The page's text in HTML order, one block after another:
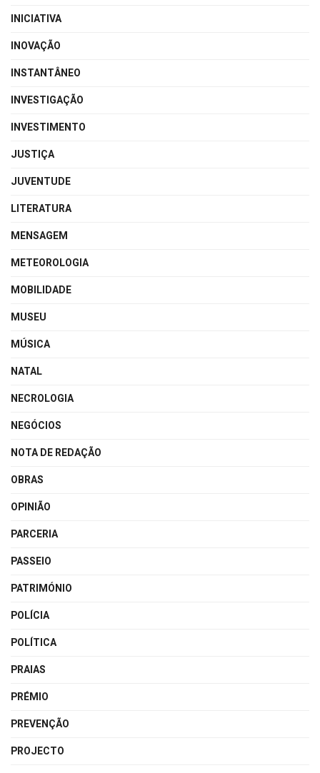
INICIATIVA
INOVAÇÃO
INSTANTÂNEO
INVESTIGAÇÃO
INVESTIMENTO
JUSTIÇA
JUVENTUDE
LITERATURA
MENSAGEM
METEOROLOGIA
MOBILIDADE
MUSEU
MÚSICA
NATAL
NECROLOGIA
NEGÓCIOS
NOTA DE REDAÇÃO
OBRAS
OPINIÃO
PARCERIA
PASSEIO
PATRIMÓNIO
POLÍCIA
POLÍTICA
PRAIAS
PRÉMIO
PREVENÇÃO
PROJECTO